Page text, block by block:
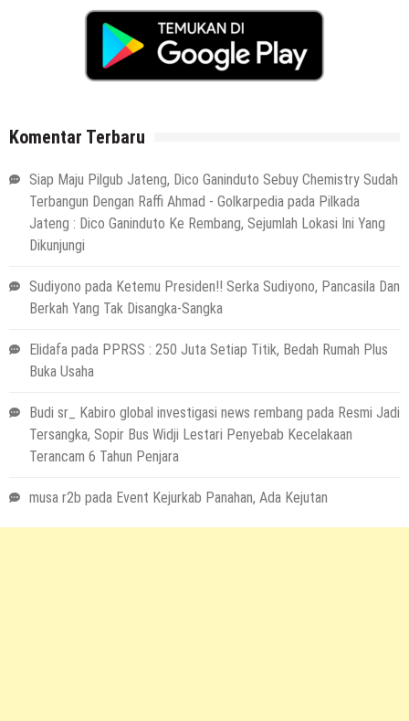
Komentar Terbaru
Siap Maju Pilgub Jateng, Dico Ganinduto Sebuy Chemistry Sudah
Terbangun Dengan Raffi Ahmad - Golkarpedia pada Pilkada
Jateng : Dico Ganinduto Ke Rembang, Sejumlah Lokasi Ini Yang
Dikunjungi
Sudiyono pada Ketemu Presiden!! Serka Sudiyono, Pancasila Dan
Berkah Yang Tak Disangka-Sangka
Elidafa pada PPRSS : 250 Juta Setiap Titik, Bedah Rumah Plus
Buka Usaha
Budi sr_ Kabiro global investigasi news rembang pada Resmi Jadi
Tersangka, Sopir Bus Widji Lestari Penyebab Kecelakaan
Terancam 6 Tahun Penjara
musa r2b pada Event Kejurkab Panahan, Ada Kejutan